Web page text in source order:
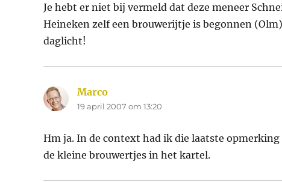
Je hebt er niet bij vermeld dat deze meneer
Heineken zelf een brouwerijtje is begonnen
daglicht!
Marco
19 april 2007 om 13:20
Hm ja. In de context had ik die laatste
de kleine brouwertjes in het kartel.